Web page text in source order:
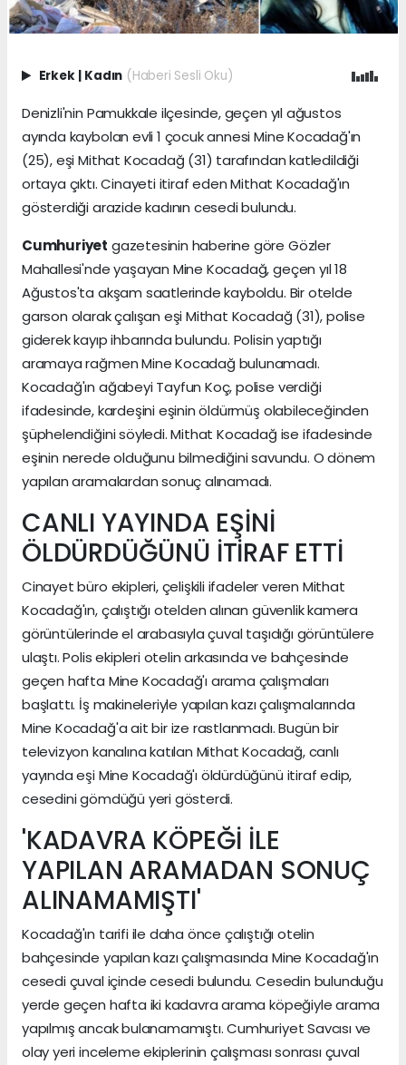
Erkek | Kadın (Haberi Sesli Oku)
Denizli'nin Pamukkale ilçesinde, geçen yıl ağustos
ayında kaybolan evli 1 çocuk annesi Mine Kocadağ'ın
(25), eşi Mithat Kocadağ (31) tarafından katledildiği
ortaya çıktı. Cinayeti itiraf eden Mithat Kocadağ'ın
gösterdiği arazide kadının cesedi bulundu.
Cumhuriyet gazetesinin haberine göre Gözler
Mahallesi'nde yaşayan Mine Kocadağ, geçen yıl 18
Ağustos'ta akşam saatlerinde kayboldu. Bir otelde
garson olarak çalışan eşi Mithat Kocadağ (31), polise
giderek kayıp ihbarında bulundu. Polisin yaptığı
aramaya rağmen Mine Kocadağ bulunamadı.
Kocadağ'ın ağabeyi Tayfun Koç, polise verdiği
ifadesinde, kardeşini eşinin öldürmüş olabileceğinden
şüphelendiğini söyledi. Mithat Kocadağ ise ifadesinde
eşinin nerede olduğunu bilmediğini savundu. O dönem
yapılan aramalardan sonuç alınamadı.
CANLI YAYINDA EŞİNİ
ÖLDÜRDÜĞÜNÜ İTİRAF ETTİ
Cinayet büro ekipleri, çelişkili ifadeler veren Mithat
Kocadağ'ın, çalıştığı otelden alınan güvenlik kamera
görüntülerinde el arabasıyla çuval taşıdığı görüntülere
ulaştı. Polis ekipleri otelin arkasında ve bahçesinde
geçen hafta Mine Kocadağ'ı arama çalışmaları
başlattı. İş makineleriyle yapılan kazı çalışmalarında
Mine Kocadağ'a ait bir ize rastlanmadı. Bugün bir
televizyon kanalına katılan Mithat Kocadağ, canlı
yayında eşi Mine Kocadağ'ı öldürdüğünü itiraf edip,
cesedini gömdüğü yeri gösterdi.
'KADAVRA KÖPEĞİ İLE
YAPILAN ARAMADAN SONUÇ
ALINAMAMIŞTI'
Kocadağ'ın tarifi ile daha önce çalıştığı otelin
bahçesinde yapılan kazı çalışmasında Mine Kocadağ'ın
cesedi çuval içinde cesedi bulundu. Cesedin bulunduğu
yerde geçen hafta iki kadavra arama köpeğiyle arama
yapılmış ancak bulanamamıştı. Cumhuriyet Savcısı ve
olay yeri inceleme ekiplerinin çalışması sonrası çuval